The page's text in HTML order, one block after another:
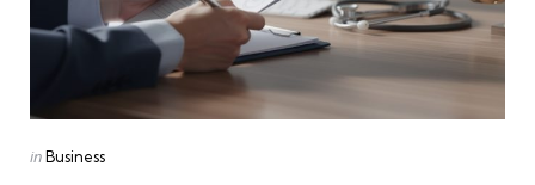
Categories
Posted
inBusiness